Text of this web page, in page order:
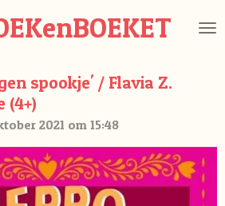
spookje' / Flavia Z.
(4+)
2021 om 15:48